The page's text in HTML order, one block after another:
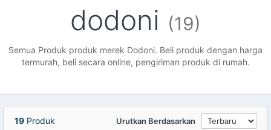
dodoni (19)
Semua Produk produk merek Dodoni. Beli produk dengan harga
termurah, beli secara online, pengiriman produk di rumah.
19 Produk Urutkan Berdasarkan